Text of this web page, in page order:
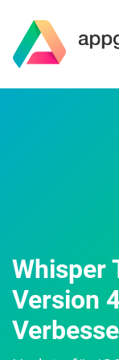
Whisper
Version